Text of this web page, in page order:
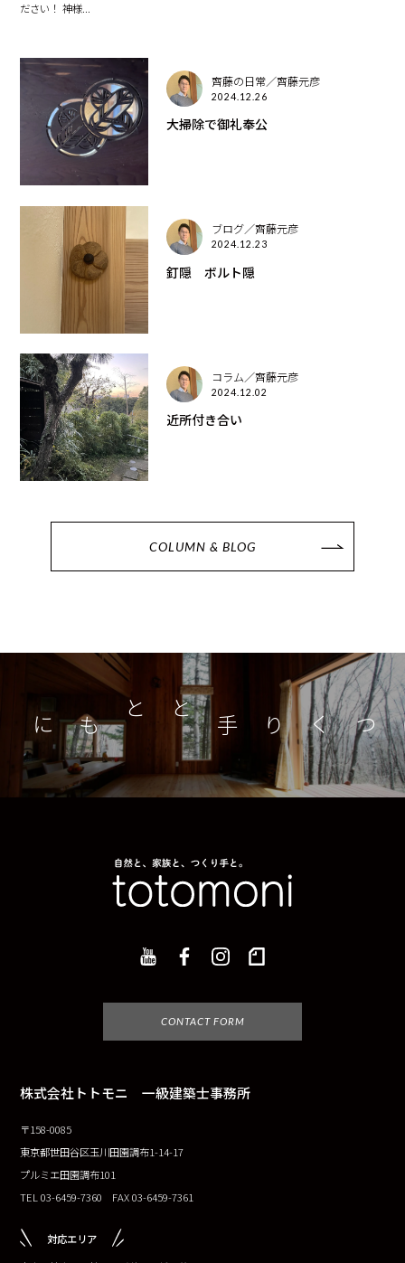
ださい！ 神様...
齊藤の日常／齊藤元彦
2024.12.26
大掃除で御礼奉公
ブログ／齊藤元彦
2024.12.23
釘隠 ボルト隠
コラム／齊藤元彦
2024.12.02
近所付き合い
COLUMN & BLOG
つくり手とともに
CONTACT FORM
株式会社トトモニ 一級建築士事務所
〒158-0085
東京都世田谷区玉川田園調布1-14-17
プルミエ田園調布101
TEL 03-6459-7360 FAX 03-6459-7361
対応エリア